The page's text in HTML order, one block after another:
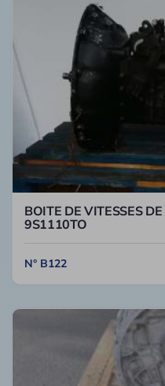
BOITE DE VITESSES
9S1110TO
N° B122